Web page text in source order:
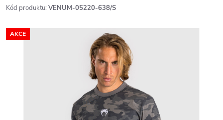
Kód produktu: VENUM-05220-638/S
AKCE